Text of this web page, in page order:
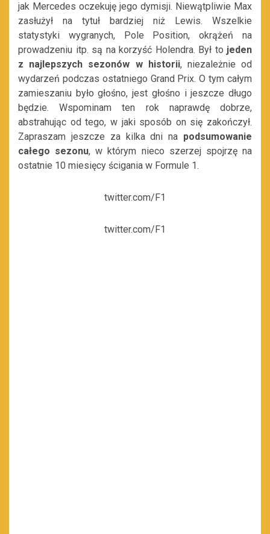
jak Mercedes oczekuję jego dymisji. Niewątpliwie Max
zasłużył na tytuł bardziej niż Lewis. Wszelkie
statystyki wygranych, Pole Position, okrążeń na
prowadzeniu itp. są na korzyść Holendra. Był to jeden
z najlepszych sezonów w historii, niezależnie od
wydarzeń podczas ostatniego Grand Prix. O tym całym
zamieszaniu było głośno, jest głośno i jeszcze długo
będzie. Wspominam ten rok naprawdę dobrze,
abstrahując od tego, w jaki sposób on się zakończył.
Zapraszam jeszcze za kilka dni na podsumowanie
całego sezonu, w którym nieco szerzej spojrzę na
ostatnie 10 miesięcy ścigania w Formule 1.
twitter.com/F1
twitter.com/F1